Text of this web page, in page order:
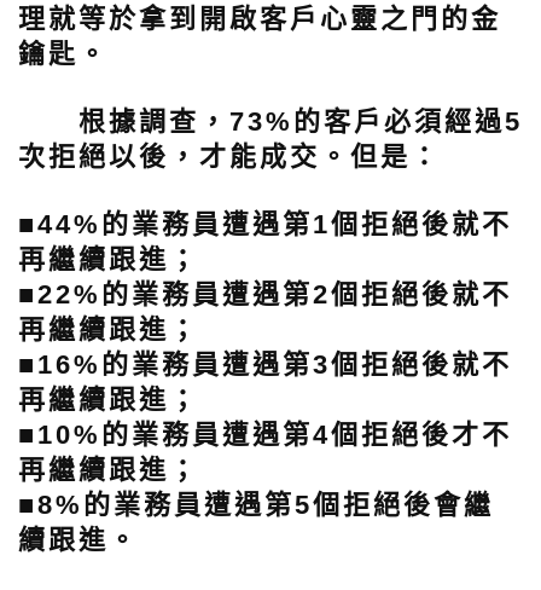
理就等於拿到開啟客戶心靈之門的金
鑰匙。
根據調查，73%的客戶必須經過5
次拒絕以後，才能成交。但是：
■44%的業務員遭遇第1個拒絕後就不
再繼續跟進；
■22%的業務員遭遇第2個拒絕後就不
再繼續跟進；
■16%的業務員遭遇第3個拒絕後就不
再繼續跟進；
■10%的業務員遭遇第4個拒絕後才不
再繼續跟進；
■8%的業務員遭遇第5個拒絕後會繼
續跟進。